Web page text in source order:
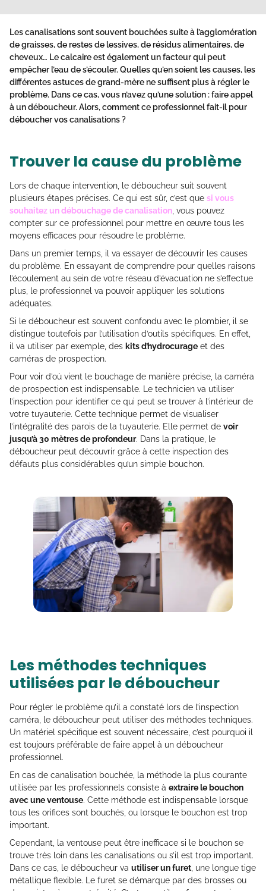
Les canalisations sont souvent bouchées suite à l’agglomération
de graisses, de restes de lessives, de résidus alimentaires, de
cheveux… Le calcaire est également un facteur qui peut
empêcher l’eau de s’écouler. Quelles qu’en soient les causes, les
différentes astuces de grand-mère ne suffisent plus à régler le
problème. Dans ce cas, vous n’avez qu’une solution : faire appel
à un déboucheur. Alors, comment ce professionnel fait-il pour
déboucher vos canalisations ?
Trouver la cause du problème
Lors de chaque intervention, le déboucheur suit souvent
plusieurs étapes précises. Ce qui est sûr, c’est que si vous
souhaitez un débouchage de canalisation, vous pouvez
compter sur ce professionnel pour mettre en œuvre tous les
moyens efficaces pour résoudre le problème.
Dans un premier temps, il va essayer de découvrir les causes
du problème. En essayant de comprendre pour quelles raisons
l’écoulement au sein de votre réseau d’évacuation ne s’effectue
plus, le professionnel va pouvoir appliquer les solutions
adéquates.
Si le déboucheur est souvent confondu avec le plombier, il se
distingue toutefois par l’utilisation d’outils spécifiques. En effet,
il va utiliser par exemple, des kits d’hydrocurage et des
caméras de prospection.
Pour voir d’où vient le bouchage de manière précise, la caméra
de prospection est indispensable. Le technicien va utiliser
l’inspection pour identifier ce qui peut se trouver à l’intérieur de
votre tuyauterie. Cette technique permet de visualiser
l’intégralité des parois de la tuyauterie. Elle permet de voir
jusqu’à 30 mètres de profondeur. Dans la pratique, le
déboucheur peut découvrir grâce à cette inspection des
défauts plus considérables qu’un simple bouchon.
Les méthodes techniques
utilisées par le déboucheur
Pour régler le problème qu’il a constaté lors de l’inspection
caméra, le déboucheur peut utiliser des méthodes techniques.
Un matériel spécifique est souvent nécessaire, c’est pourquoi il
est toujours préférable de faire appel à un déboucheur
professionnel.
En cas de canalisation bouchée, la méthode la plus courante
utilisée par les professionnels consiste à extraire le bouchon
avec une ventouse. Cette méthode est indispensable lorsque
tous les orifices sont bouchés, ou lorsque le bouchon est trop
important.
Cependant, la ventouse peut être inefficace si le bouchon se
trouve très loin dans les canalisations ou s’il est trop important.
Dans ce cas, le déboucheur va utiliser un furet, une longue tige
métallique flexible. Le furet se démarque par des brosses ou